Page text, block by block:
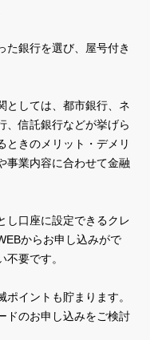
た銀行を選び、屋号付き
としては、都市銀行、ネ
、信託銀行などが挙げら
ときのメリット・デメリ
事業内容に合わせて金融
し口座に設定できるクレ
からお申し込みがで
要です。
イントも貯まります。
ドのお申し込みをご検討